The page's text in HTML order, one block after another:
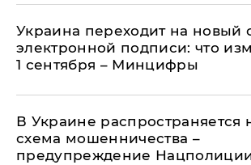
Украина переходит на новый
электронной подписи: что
1 сентября – Минцифры
В Украине распространяется
схема мошенничества –
предупреждение